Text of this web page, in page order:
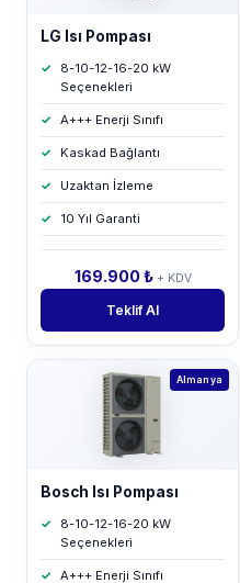
LG Isı Pompası
8-10-12-16-20 kW
Seçenekleri
A+++ Enerji Sınıfı
Kaskad Bağlantı
Uzaktan İzleme
10 Yıl Garanti
169.900 ₺ + KDV
Teklif Al
Almanya
Bosch Isı Pompası
8-10-12-16-20 kW
Seçenekleri
A+++ Enerji Sınıfı